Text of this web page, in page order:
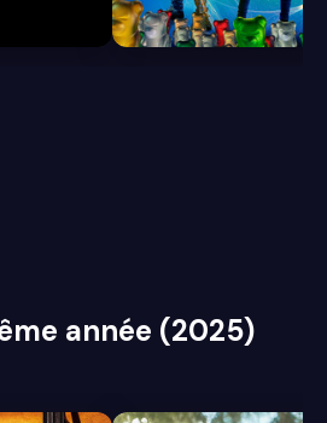
6.1
année (2025)